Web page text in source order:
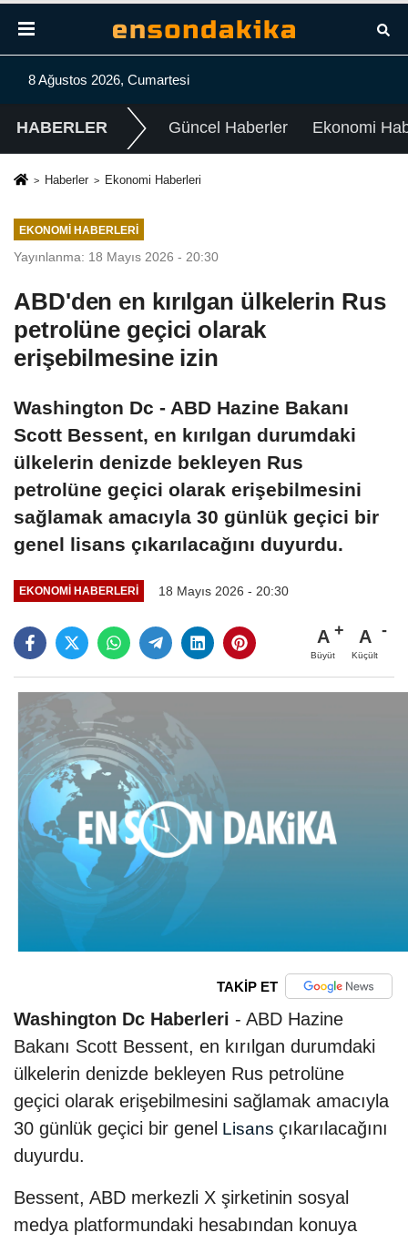
8 Ağustos 2026, Cumartesi
HABERLER Güncel Haberler Ekonomi
Haberler Ekonomi Haberleri
EKONOMI HABERLERI
Yayınlanma: 18 Mayıs 2026 - 20:30
ABD'den en kırılgan ülkelerin Rus
petrolüne geçici olarak
erişebilmesine izin
Washington Dc - ABD Hazine Bakanı
Scott Bessent, en kırılgan durumdaki
ülkelerin denizde bekleyen Rus
petrolüne geçici olarak erişebilmesini
sağlamak amacıyla 30 günlük geçici bir
genel lisans çıkarılacağını duyurdu.
EKONOMI HABERLERI 18 Mayıs 2026 - 20:30
A
Büyüt
A
Küçült
TAKİP ET
Washington Dc Haberleri - ABD Hazine
Bakanı Scott Bessent, en kırılgan durumdaki
ülkelerin denizde bekleyen Rus petrolüne
geçici olarak erişebilmesini sağlamak amacıyla
30 günlük geçici bir genel Lisans çıkarılacağını
duyurdu.
Bessent, ABD merkezli X şirketinin sosyal
medya platformundaki hesabından konuya